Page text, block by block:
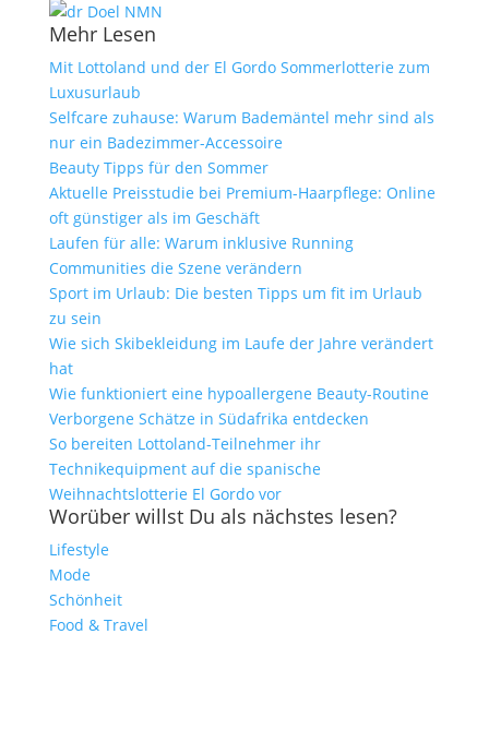
Mehr Lesen
Mit Lottoland und der El Gordo Sommerlotterie zum
Luxusurlaub
Selfcare zuhause: Warum Bademäntel mehr sind als
nur ein Badezimmer-Accessoire
Beauty Tipps für den Sommer
Aktuelle Preisstudie bei Premium-Haarpflege: Online
oft günstiger als im Geschäft
Laufen für alle: Warum inklusive Running
Communities die Szene verändern
Sport im Urlaub: Die besten Tipps um fit im Urlaub
zu sein
Wie sich Skibekleidung im Laufe der Jahre verändert
hat
Wie funktioniert eine hypoallergene Beauty-Routine
Verborgene Schätze in Südafrika entdecken
So bereiten Lottoland-Teilnehmer ihr
Technikequipment auf die spanische
Weihnachtslotterie El Gordo vor
Worüber willst Du als nächstes lesen?
Lifestyle
Mode
Schönheit
Food & Travel